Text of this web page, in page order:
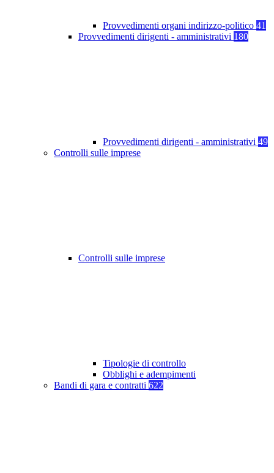
Provvedimenti organi indirizzo-politico 41
Provvedimenti dirigenti - amministrativi 180
Provvedimenti dirigenti - amministrativi 49
Controlli sulle imprese
Controlli sulle imprese
Tipologie di controllo
Obblighi e adempimenti
Bandi di gara e contratti 622